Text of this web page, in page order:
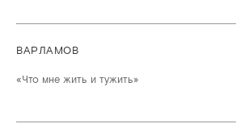
ВАРЛАМОВ
«Что мне жить и тужить»